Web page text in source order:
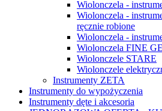
Wiolonczela -
Wiolonczela -
ręcznie robione
Wiolonczela -
Wiolonczela FINE
Wiolonczele STARE
Wiolonczele
Instrumenty ZETA
Instrumenty do wypożyczenia
Instrumenty dęte i akcesoria